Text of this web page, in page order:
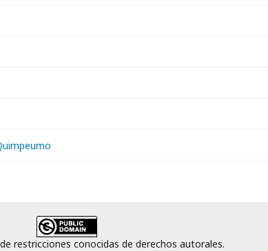
restricciones conocidas de derechos autorales.